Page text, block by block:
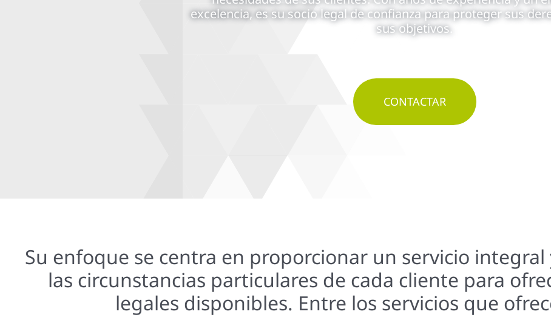
excelencia, es su socio legal de confianza para proteger sus
sus objetivos.
CONTACTAR
Su enfoque se centra en proporcionar un servicio
las circunstancias particulares de cada cliente para
legales disponibles. Entre los servicios que